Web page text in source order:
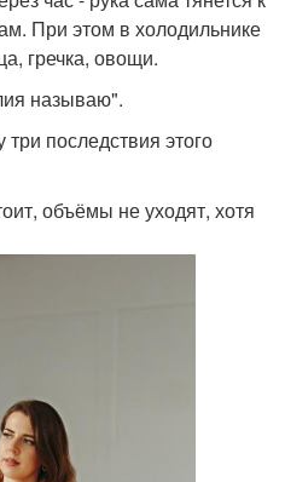
При этом в холодильнике
гречка, овощи.
называю".
последствия этого
объёмы не уходят, хотя